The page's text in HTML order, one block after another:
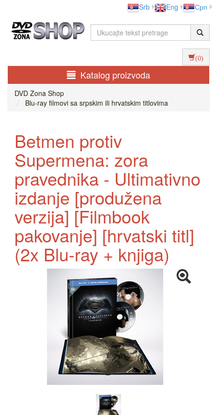
Srb Eng Срп
(0)
Katalog proizvoda
DVD Zona Shop
Blu-ray filmovi sa srpskim ili hrvatskim titlovima
Betmen protiv
Supermena: zora
pravednika - Ultimativno
izdanje [produžena
verzija] [Filmbook
pakovanje] [hrvatski titl]
(2x Blu-ray + knjiga)